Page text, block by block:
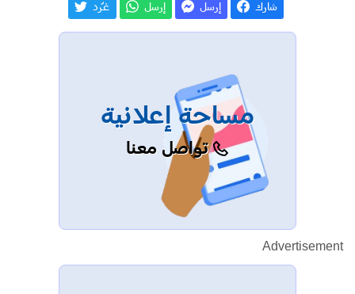
شارك إرسل إرسل غـّرد
مساحة إعلانية
تواصل معنا
Advertisement